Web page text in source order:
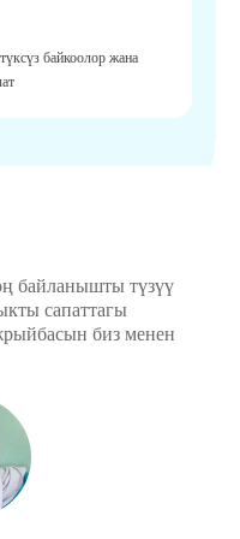
байкоолор жана
байланышты түзүү
сапаттагы
биз менен